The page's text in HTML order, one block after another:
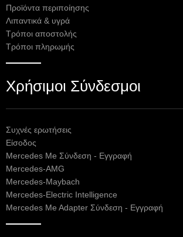
Προϊόντα περιποίησης
Λιπαντικά & υγρά
Τρόποι αποστολής
Τρόποι πληρωμής
Χρήσιμοι Σύνδεσμοι
Συχνές ερωτήσεις
Είσοδος
Mercedes Me Σύνδεση - Εγγραφή
Mercedes-AMG
Mercedes-Maybach
Mercedes-Electric Intelligence
Mercedes Me Adapter Σύνδεση - Εγγραφή